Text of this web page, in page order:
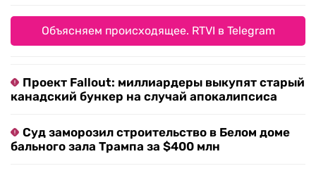
Объясняем происходящее. RTVI в Telegram
Проект Fallout: миллиардеры выкупят старый
канадский бункер на случай апокалипсиса
Суд заморозил строительство в Белом доме
бального зала Трампа за $400 млн